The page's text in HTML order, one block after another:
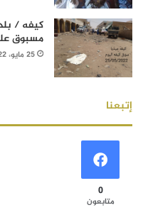
كيفه /
مسبوق
25 مايو، 2022
إتبعنا
0
متابعون